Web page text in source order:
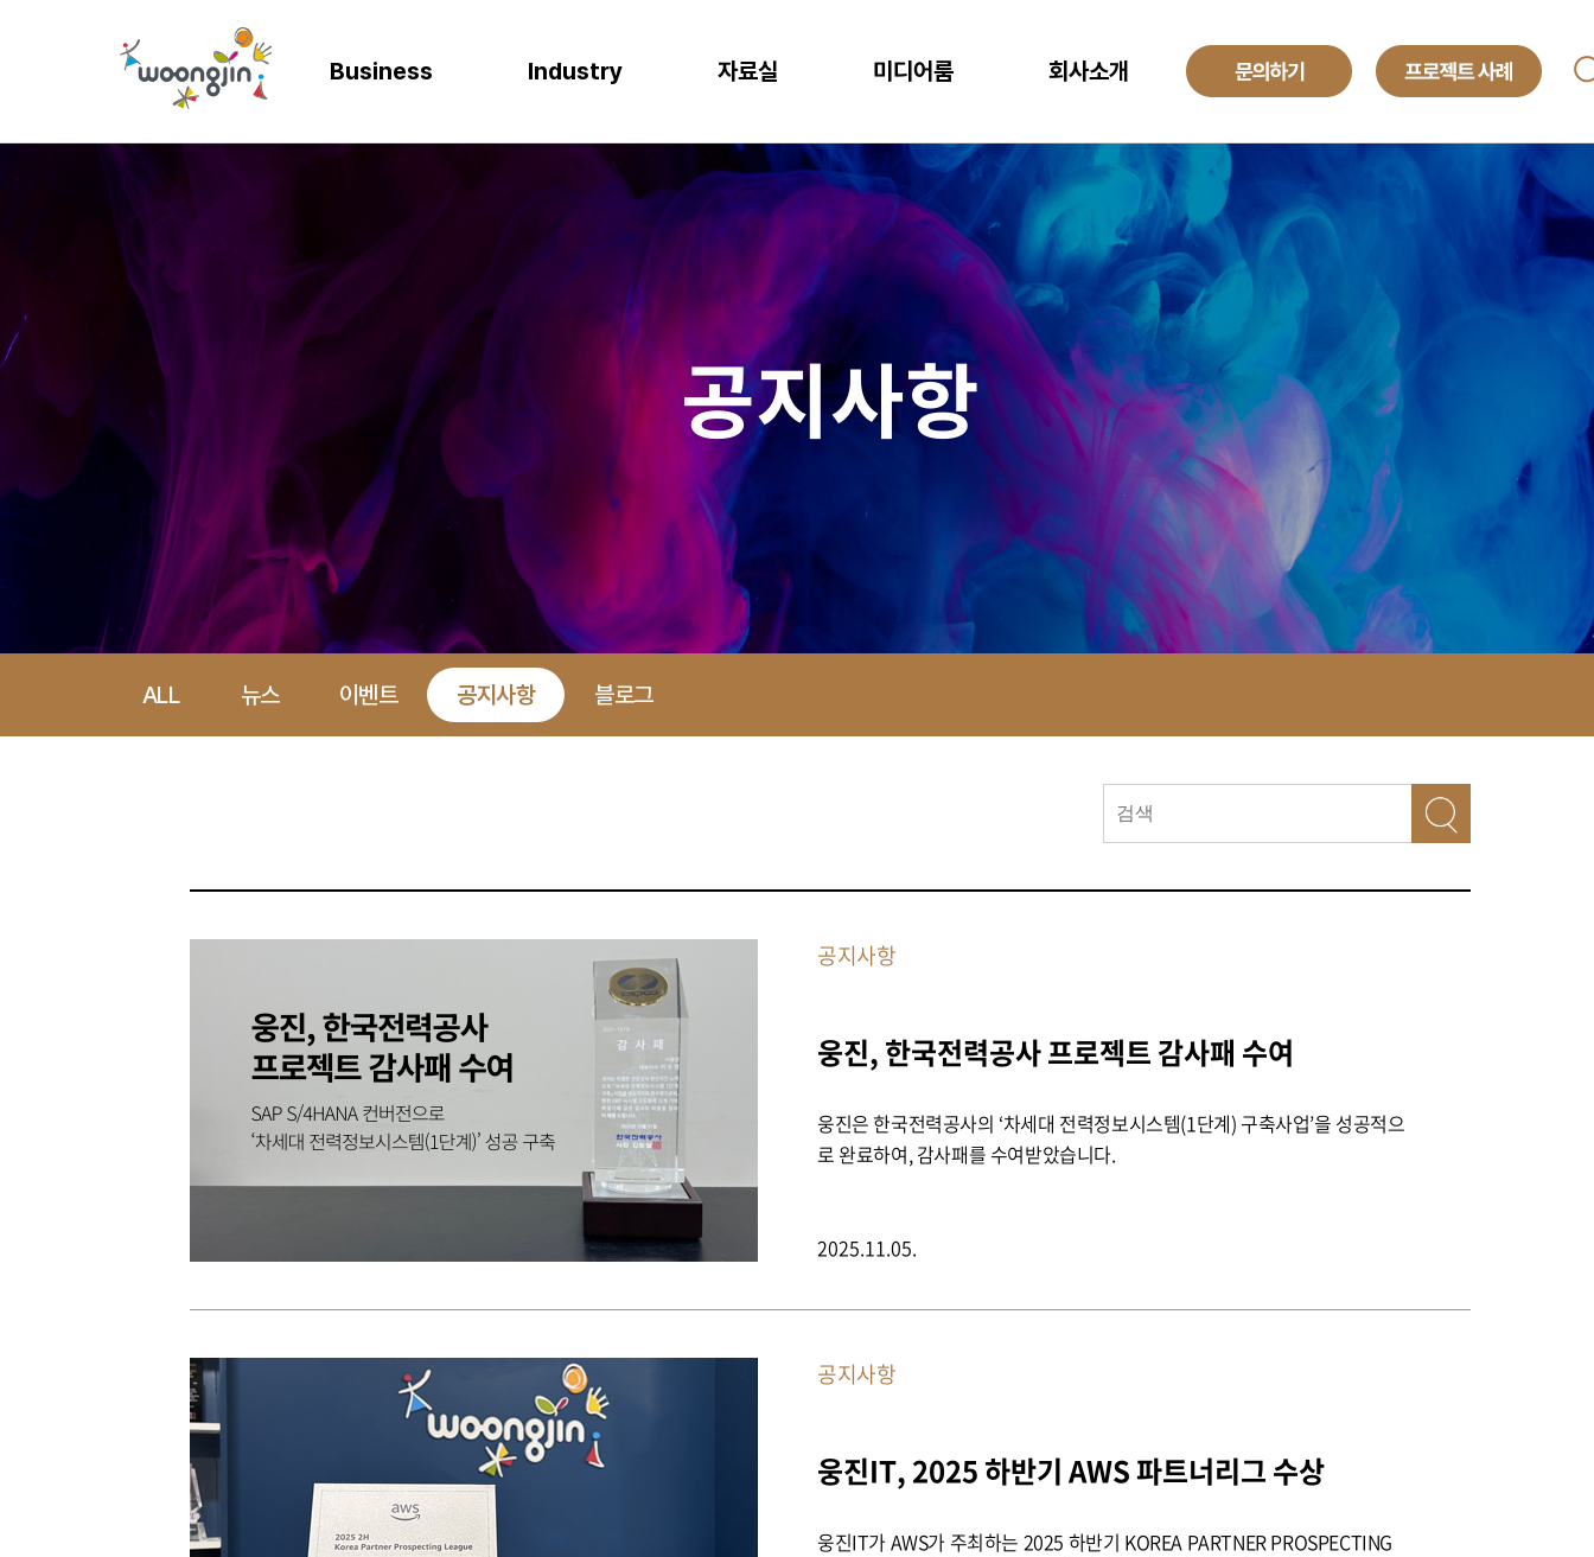
Business
AICC | AI 고객상담 시스템
WIKL | AI 인사이트 플랫폼
AI웅수 | 그룹웨어 AI
Mendix MAIA
SOLUTION
WDMS
GAM SOLUTION
Business Synergy Suite
SAP S/4HANA
SAP Business One
Microsoft Dynamics 365
Smart Factory
CLOUD
AWS (Amazon Web Services)
Microsoft Azure
Microsoft Power Platform
NAVER Cloud Platform
Databricks
Mendix
워크쓰루 & 네이버웍스 코어
MANAGED SERVICE
ITO
Global Development Center
컨텍센터 BPO
Payroll BPO
Industry
렌탈
디지털 혁신을 위한 최적의 도구
프로세스 정립 및 글로벌 운영 시스템 구축
디지털 혁신과 생산성
인공지능과 머신러닝으로 제조 혁신 실현
계획과 목표 중심의 프로세스 설계로 품질 향상
엄격한 규제 준수를 위한 IT시스템
성장을 위한 기반 마련
소비재
플랫폼을 통한 경쟁력 강화
고객 경험 강화
데이터 분석과 기술의 활용
복잡한 물류 현장을 위한 통합된 플랫폼
재고 없는 창고
미래 성장을 위한 유연한 물류 시스템
반도체
고도의 정밀성과 효율성을 위한 도구
자료실
프로젝트 사례
다운로드
미디어룸
뉴스
이벤트
공지사항
블로그
회사소개
기업소개
투자정보
해외법인
채용정보
WRMS WDMS SAP ERP
렌탈 모빌리티 클라우드
공지사항
ALL 뉴스 이벤트 공지사항 블로그
공지사항
웅진, 한국전력공사 프로젝트 감사패 수여
웅진은 한국전력공사의 ‘차세대 전력정보시스템(1단계) 구축사업’을 성공적으
로 완료하여, 감사패를 수여받았습니다.
2025.11.05.
공지사항
웅진IT, 2025 하반기 AWS 파트너리그 수상
웅진IT가 AWS가 주최하는 2025 하반기 KOREA PARTNER PROSPECTING